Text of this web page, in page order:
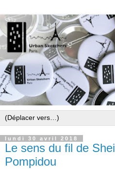
lundi 30 avril 2018
Le sens du fil de
Pompidou